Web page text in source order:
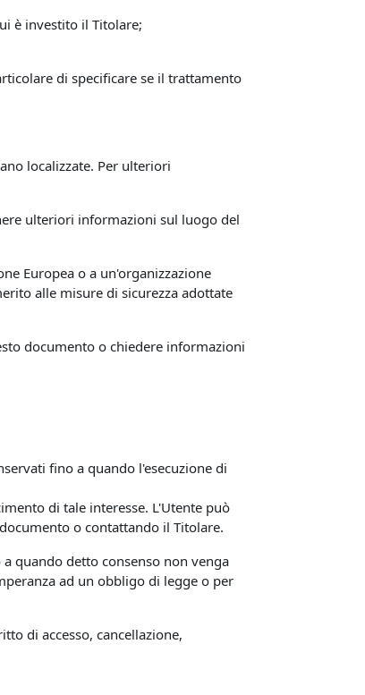
è investito il Titolare;
di specificare se il trattamento
localizzate. Per ulteriori
ulteriori informazioni sul luogo del
Europea o a un'organizzazione
alle misure di sicurezza adottate
documento o chiedere informazioni
fino a quando l'esecuzione di
di tale interesse. L'Utente può
o contattando il Titolare.
quando detto consenso non venga
ad un obbligo di legge o per
di accesso, cancellazione,